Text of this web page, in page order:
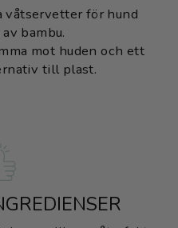
våtservetter för hund
bambu.
mot huden och ett
till plast.